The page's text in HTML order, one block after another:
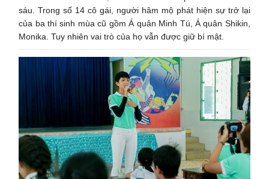
sáu. Trong số 14 cô gái, người hâm mộ phát hiện sự trở lại
của ba thí sinh mùa cũ gồm Á quân Minh Tú, Á quân Shikin,
Monika. Tuy nhiên vai trò của họ vẫn được giữ bí mật.